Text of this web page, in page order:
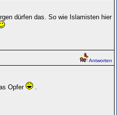
dürfen das. So wie Islamisten hier
Antworten
Opfer